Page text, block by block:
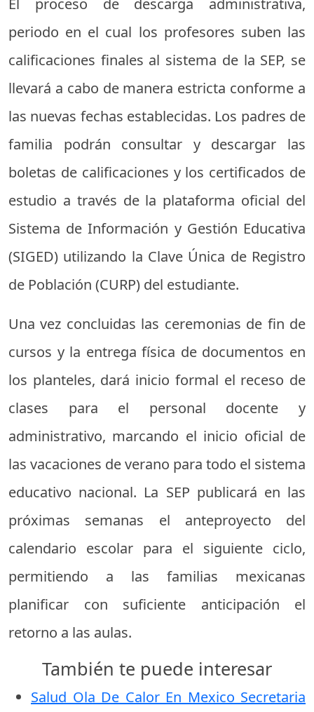
El proceso de descarga administrativa,
periodo en el cual los profesores suben las
calificaciones finales al sistema de la SEP, se
llevará a cabo de manera estricta conforme a
las nuevas fechas establecidas. Los padres de
familia podrán consultar y descargar las
boletas de calificaciones y los certificados de
estudio a través de la plataforma oficial del
Sistema de Información y Gestión Educativa
(SIGED) utilizando la Clave Única de Registro
de Población (CURP) del estudiante.
Una vez concluidas las ceremonias de fin de
cursos y la entrega física de documentos en
los planteles, dará inicio formal el receso de
clases para el personal docente y
administrativo, marcando el inicio oficial de
las vacaciones de verano para todo el sistema
educativo nacional. La SEP publicará en las
próximas semanas el anteproyecto del
calendario escolar para el siguiente ciclo,
permitiendo a las familias mexicanas
planificar con suficiente anticipación el
retorno a las aulas.
También te puede interesar
Salud Ola De Calor En Mexico Secretaria